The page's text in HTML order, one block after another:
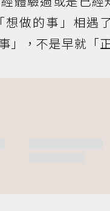
做的事」相遇
」，不是早就「